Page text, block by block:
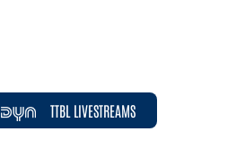
TTBL LIVESTREAMS